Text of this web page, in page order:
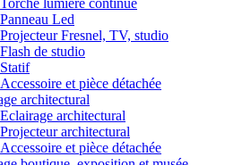
Torche lumière continue
Panneau Led
Projecteur Fresnel, TV, studio
Flash de studio
Statif
Accessoire et pièce détachée
architectural
Eclairage architectural
Projecteur architectural
Accessoire et pièce détachée